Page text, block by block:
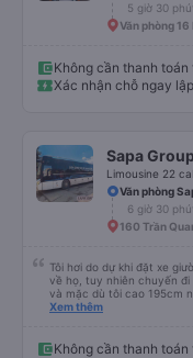
5 giờ 30 phút
Văn phòng
Không cần thanh toán
Xác nhận chỗ ngay
Sapa
Limousine 22
Văn phòng
6 giờ 30 phút
160 Trần
Tôi hơi do dự khi đặt xe
về họ, tuy nhiên chuyến
và mặc dù tôi cao 195cm
thời gian (mặc dù tôi
Giường sạch sẽ và tài xế
Xem thêm
Không cần thanh toán